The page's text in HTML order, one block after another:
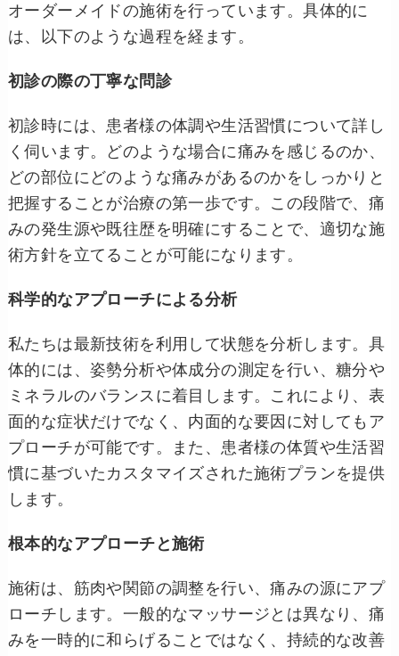
オーダーメイドの施術を行っています。具体的に
は、以下のような過程を経ます。
初診の際の丁寧な問診
初診時には、患者様の体調や生活習慣について詳し
く伺います。どのような場合に痛みを感じるのか、
どの部位にどのような痛みがあるのかをしっかりと
把握することが治療の第一歩です。この段階で、痛
みの発生源や既往歴を明確にすることで、適切な施
術方針を立てることが可能になります。
科学的なアプローチによる分析
私たちは最新技術を利用して状態を分析します。具
体的には、姿勢分析や体成分の測定を行い、糖分や
ミネラルのバランスに着目します。これにより、表
面的な症状だけでなく、内面的な要因に対してもア
プローチが可能です。また、患者様の体質や生活習
慣に基づいたカスタマイズされた施術プランを提供
します。
根本的なアプローチと施術
施術は、筋肉や関節の調整を行い、痛みの源にアプ
ローチします。一般的なマッサージとは異なり、痛
みを一時的に和らげることではなく、持続的な改善